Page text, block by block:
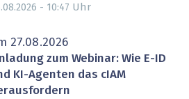
- 10:47 Uhr
27.08.2026
zum Webinar: Wie E-ID
KI-Agenten das cIAM